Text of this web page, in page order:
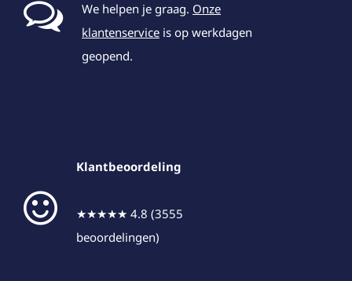
We helpen je graag. Onze
klantenservice is op werkdagen
geopend.
Klantbeoordeling
★★★★★ 4.8 (3555
beoordelingen)